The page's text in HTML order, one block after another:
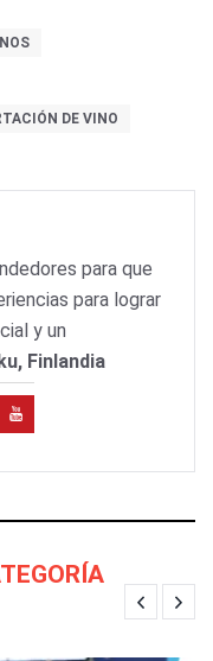
DE VINO
para que
para lograr
y un
Finlandia